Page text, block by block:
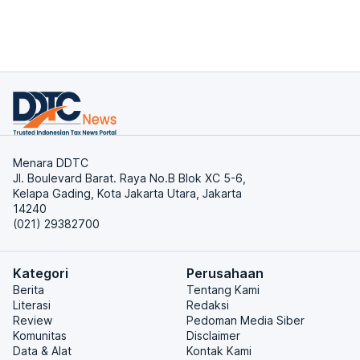
Menara DDTC
Jl. Boulevard Barat. Raya No.B Blok XC 5-6,
Kelapa Gading, Kota Jakarta Utara, Jakarta
14240
(021) 29382700
Kategori
Berita
Literasi
Review
Komunitas
Data & Alat
Perusahaan
Tentang Kami
Redaksi
Pedoman Media Siber
Disclaimer
Kontak Kami